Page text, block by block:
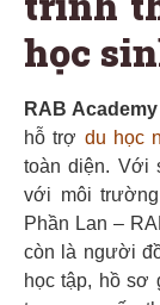
học
RAB Academy
hỗ trợ du học
toàn diện. Với
với môi
Phần Lan –
còn là người
học tập, hồ sơ